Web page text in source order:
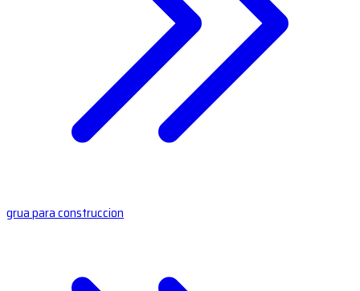
grua para construccion